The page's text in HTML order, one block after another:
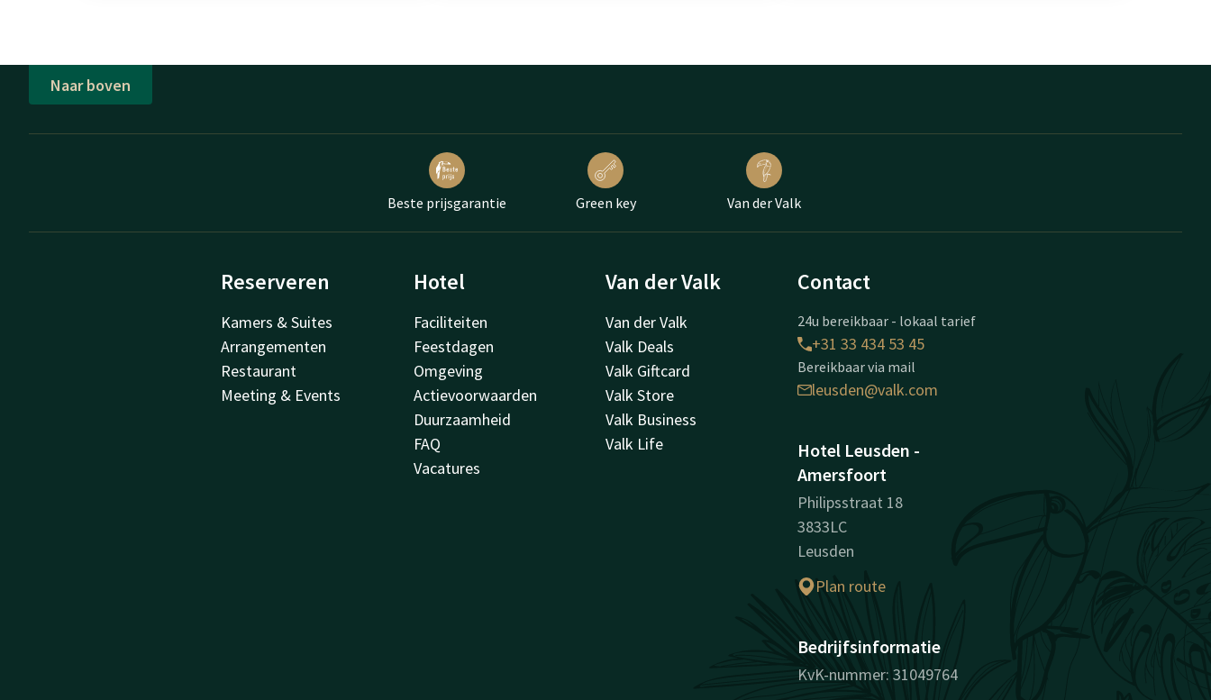
Naar boven
Beste prijsgarantie Green key Van der Valk
Reserveren
Kamers & Suites
Arrangementen
Restaurant
Meeting & Events
Hotel
Faciliteiten
Feestdagen
Omgeving
Actievoorwaarden
Duurzaamheid
FAQ
Vacatures
Van der Valk
Van der Valk
Valk Deals
Valk Giftcard
Valk Store
Valk Business
Valk Life
Contact
24u bereikbaar - lokaal tarief
+31 33 434 53 45
Bereikbaar via mail
leusden@valk.com
Hotel Leusden -
Amersfoort
Philipsstraat 18
3833LC
Leusden
Plan route
Bedrijfsinformatie
KvK-nummer: 31049764